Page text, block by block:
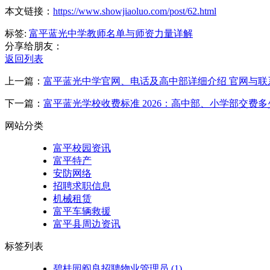
本文链接： https://www.showjiaoluo.com/post/62.html
标签: 富平蓝光中学教师名单与师资力量详解
分享给朋友：
返回列表
上一篇： 富平蓝光中学官网、电话及高中部详细介绍 官网与联
下一篇： 富平蓝光学校收费标准 2026：高中部、小学部交费多
网站分类
富平校园资讯
富平特产
安防网络
招聘求职信息
机械租赁
富平车辆救援
富平县周边资讯
标签列表